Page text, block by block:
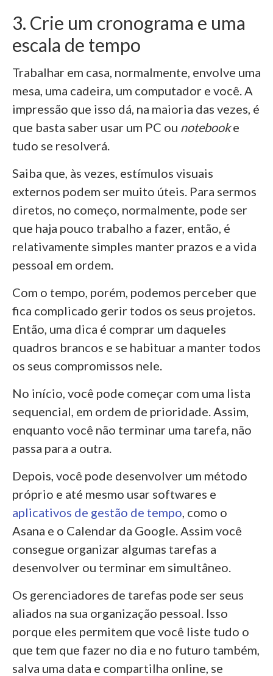
3. Crie um cronograma e uma
escala de tempo
Trabalhar em casa, normalmente, envolve uma
mesa, uma cadeira, um computador e você. A
impressão que isso dá, na maioria das vezes, é
que basta saber usar um PC ou notebooke
tudo se resolverá.
Saiba que, às vezes, estímulos visuais
externos podem ser muito úteis. Para sermos
diretos, no começo, normalmente, pode ser
que haja pouco trabalho a fazer, então, é
relativamente simples manter prazos e a vida
pessoal em ordem.
Com o tempo, porém, podemos perceber que
fica complicado gerir todos os seus projetos.
Então, uma dica é comprar um daqueles
quadros brancos e se habituar a manter todos
os seus compromissos nele.
No início, você pode começar com uma lista
sequencial, em ordem de prioridade. Assim,
enquanto você não terminar uma tarefa, não
passa para a outra.
Depois, você pode desenvolver um método
próprio e até mesmo usar softwares e
aplicativos de gestão de tempo , como o
Asana e o Calendar da Google. Assim você
consegue organizar algumas tarefas a
desenvolver ou terminar em simultâneo.
Os gerenciadores de tarefas pode ser seus
aliados na sua organização pessoal. Isso
porque eles permitem que você liste tudo o
que tem que fazer no dia e no futuro também,
salva uma data e compartilha online, se